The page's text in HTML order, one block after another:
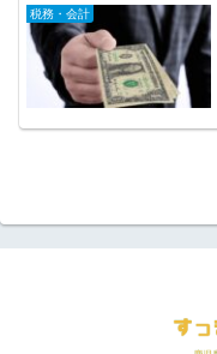
税務・会計